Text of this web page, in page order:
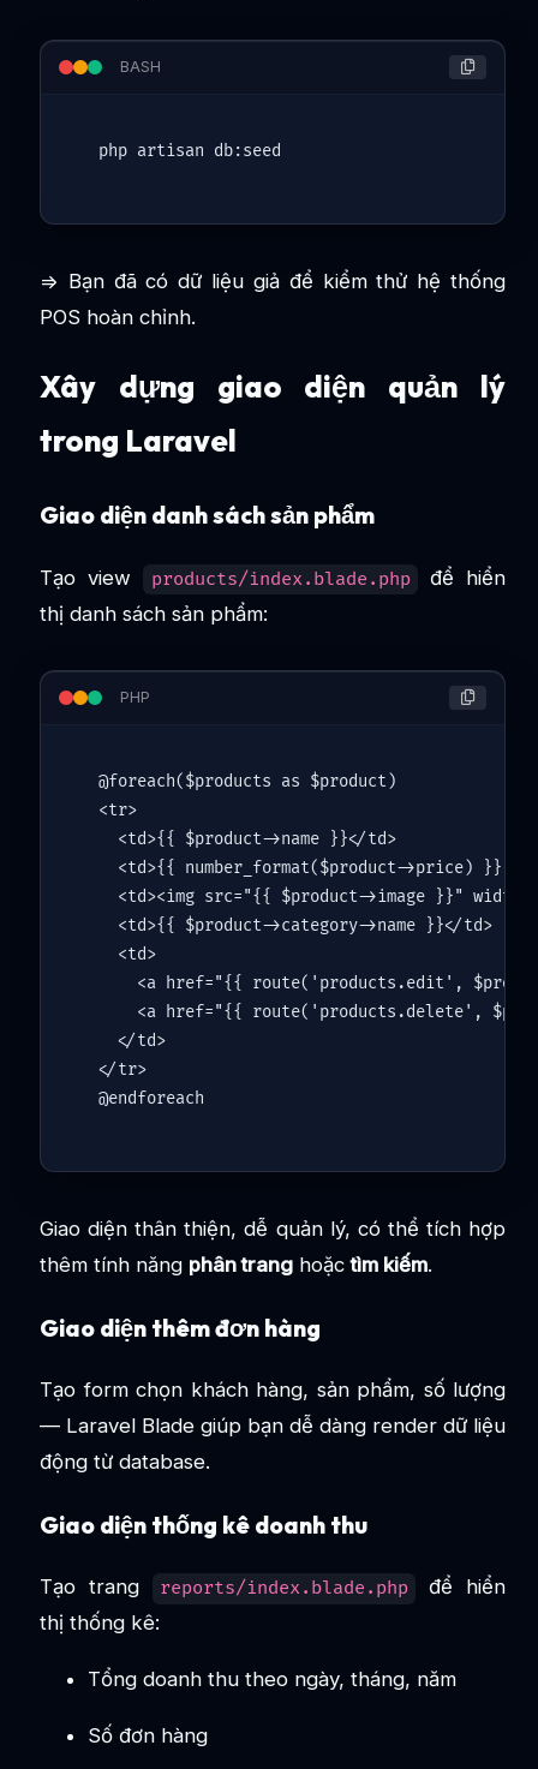
BASH
=> Bạn đã có dữ liệu giả để kiểm thử hệ thống
POS hoàn chỉnh.
Xây dựng giao diện quản lý
trong Laravel
Giao diện danh sách sản phẩm
Tạo view products/index.blade.php
để hiển
thị danh sách sản phẩm:
PHP
@foreach($products as $product )
<tr>
  <td>{{
$product->name }}</td>
  <td>{{
number_format($product->price) }}
  <td><img src=
"{{ $product->image }}" width=
  <td>{{
$product->category->name }}</td>
  <td>
    <a href=
"{{ route('products.edit',
    <
a href="{{ route( 'products.delete' ,
  </td>
</tr>
Giao diện thân thiện, dễ quản lý, có thể tích hợp
thêm tính năng phân trang hoặctìm kiếm.
Giao diện thêm đơn hàng
Tạo form chọn khách hàng, sản phẩm, số lượng
— Laravel Blade giúp bạn dễ dàng render dữ liệu
động từ database.
Giao diện thống kê doanh thu
Tạo trang reports/index.blade.php
để hiển
thị thống kê:
Tổng doanh thu theo ngày, tháng, năm
Số đơn hàng